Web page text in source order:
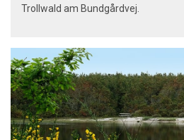
Trollwald am Bundgårdvej.